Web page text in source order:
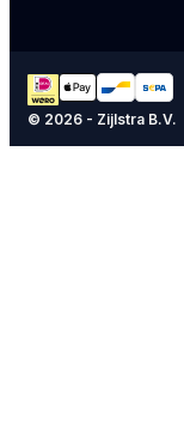
© 2026 - Zijlstra B.V.